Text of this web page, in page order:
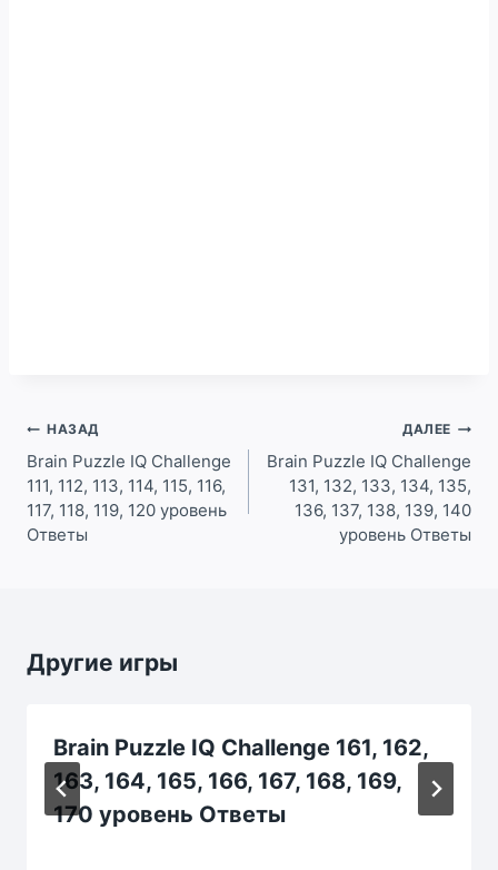
Навигация
по
записям
НАЗАД
Brain Puzzle IQ Challenge
111, 112, 113, 114, 115, 116,
117, 118, 119, 120 уровень
Ответы
ДАЛЕЕ
Brain Puzzle IQ Challenge
131, 132, 133, 134, 135,
136, 137, 138, 139, 140
уровень Ответы
Другие игры
Brain Puzzle IQ Challenge 161, 162,
163, 164, 165, 166, 167, 168, 169,
170 уровень Ответы